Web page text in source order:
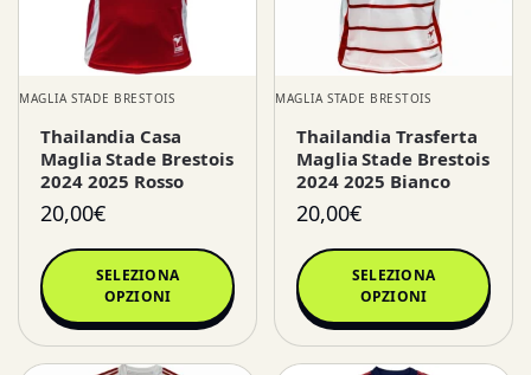
MAGLIA STADE BRESTOIS
Thailandia Casa
Maglia Stade Brestois
2024 2025 Rosso
20,00€
SELEZIONA
OPZIONI
MAGLIA STADE BRESTOIS
Thailandia Trasferta
Maglia Stade Brestois
2024 2025 Bianco
20,00€
SELEZIONA
OPZIONI